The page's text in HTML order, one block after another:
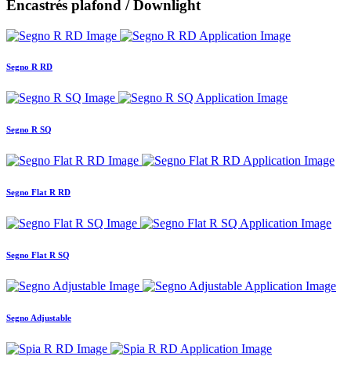
Encastrés plafond / Downlight
Segno R RD
Segno R SQ
Segno Flat R RD
Segno Flat R SQ
Segno Adjustable